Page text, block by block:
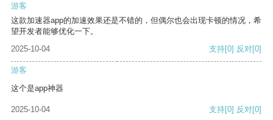
游客
这款加速器app的加速效果还是不错的，但偶尔也会出现卡顿的情况，希
望开发者能够优化一下。
2025-10-04
支持[0] 反对[0]
游客
这个是app神器
2025-10-04 支持[0] 反对[0]